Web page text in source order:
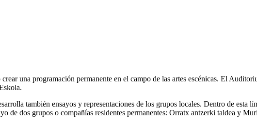
una programación permanente en el campo de las artes escénicas. El
también ensayos y representaciones de los grupos locales. Dentro de esta
de dos grupos o compañías residentes permanentes: Orratx antzerki taldea y